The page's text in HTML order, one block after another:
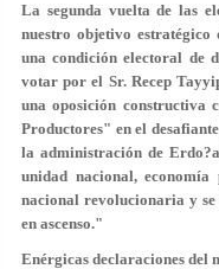
La segunda vuelta de las
nuestro objetivo
una condición electoral de
votar por el Sr. Recep
una oposición constructiva
Productores" en el
la administración de
unidad nacional,
nacional revolucionaria y
en ascenso."
Enérgicas declaraciones del